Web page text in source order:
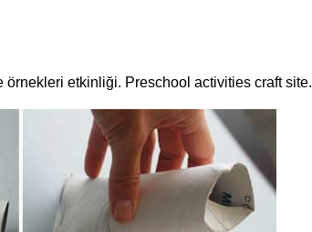
örnekleri etkinliği. Preschool activities craft site.